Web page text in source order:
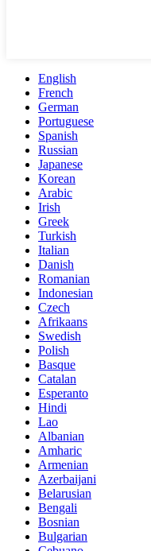
English
French
German
Portuguese
Spanish
Russian
Japanese
Korean
Arabic
Irish
Greek
Turkish
Italian
Danish
Romanian
Indonesian
Czech
Afrikaans
Swedish
Polish
Basque
Catalan
Esperanto
Hindi
Lao
Albanian
Amharic
Armenian
Azerbaijani
Belarusian
Bengali
Bosnian
Bulgarian